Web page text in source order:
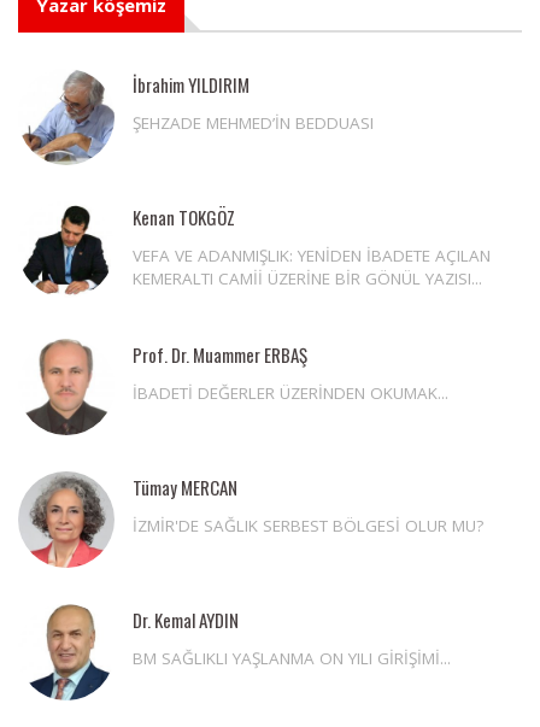
İbrahim YILDIRIM
ŞEHZADE MEHMED’İN BEDDUASI
Kenan TOKGÖZ
VEFA VE ADANMIŞLIK: YENİDEN İBADETE AÇILAN
KEMERALTI CAMİİ ÜZERİNE BİR GÖNÜL YAZISI...
Prof. Dr. Muammer ERBAŞ
İBADETİ DEĞERLER ÜZERİNDEN OKUMAK...
Tümay MERCAN
İZMİR'DE SAĞLIK SERBEST BÖLGESİ OLUR MU?
Dr. Kemal AYDIN
BM SAĞLIKLI YAŞLANMA ON YILI GİRİŞİMİ...